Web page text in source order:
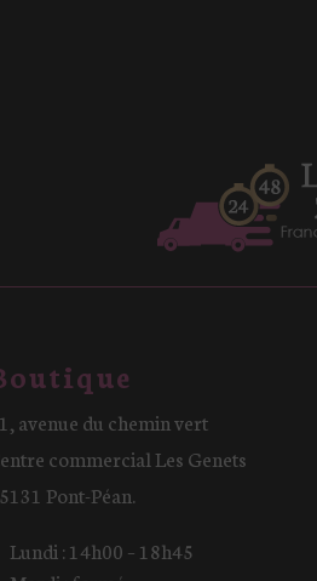
avenue du chemin vert
commercial Les Genets
Pont-Péan.
Lundi : 14h00 – 18h45